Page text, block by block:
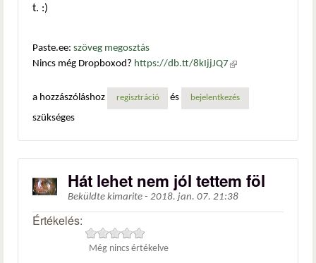
t. :)
Paste.ee: szöveg megosztás
Nincs még Dropboxod? https://db.tt/8kIjjJQ7 (külső
a hozzászóláshoz
regisztráció és bejelentkezés
szükséges
Hát lehet nem jól tettem föl
Beküldte kimarite - 2018. jan. 07. 21:38
Értékelés:
Még nincs értékelve